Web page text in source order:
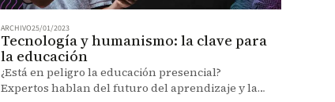
ARCHIVO25/01/2023
Tecnología y humanismo: la clave para
la educación
¿Está en peligro la educación presencial?
Expertos hablan del futuro del aprendizaje y la